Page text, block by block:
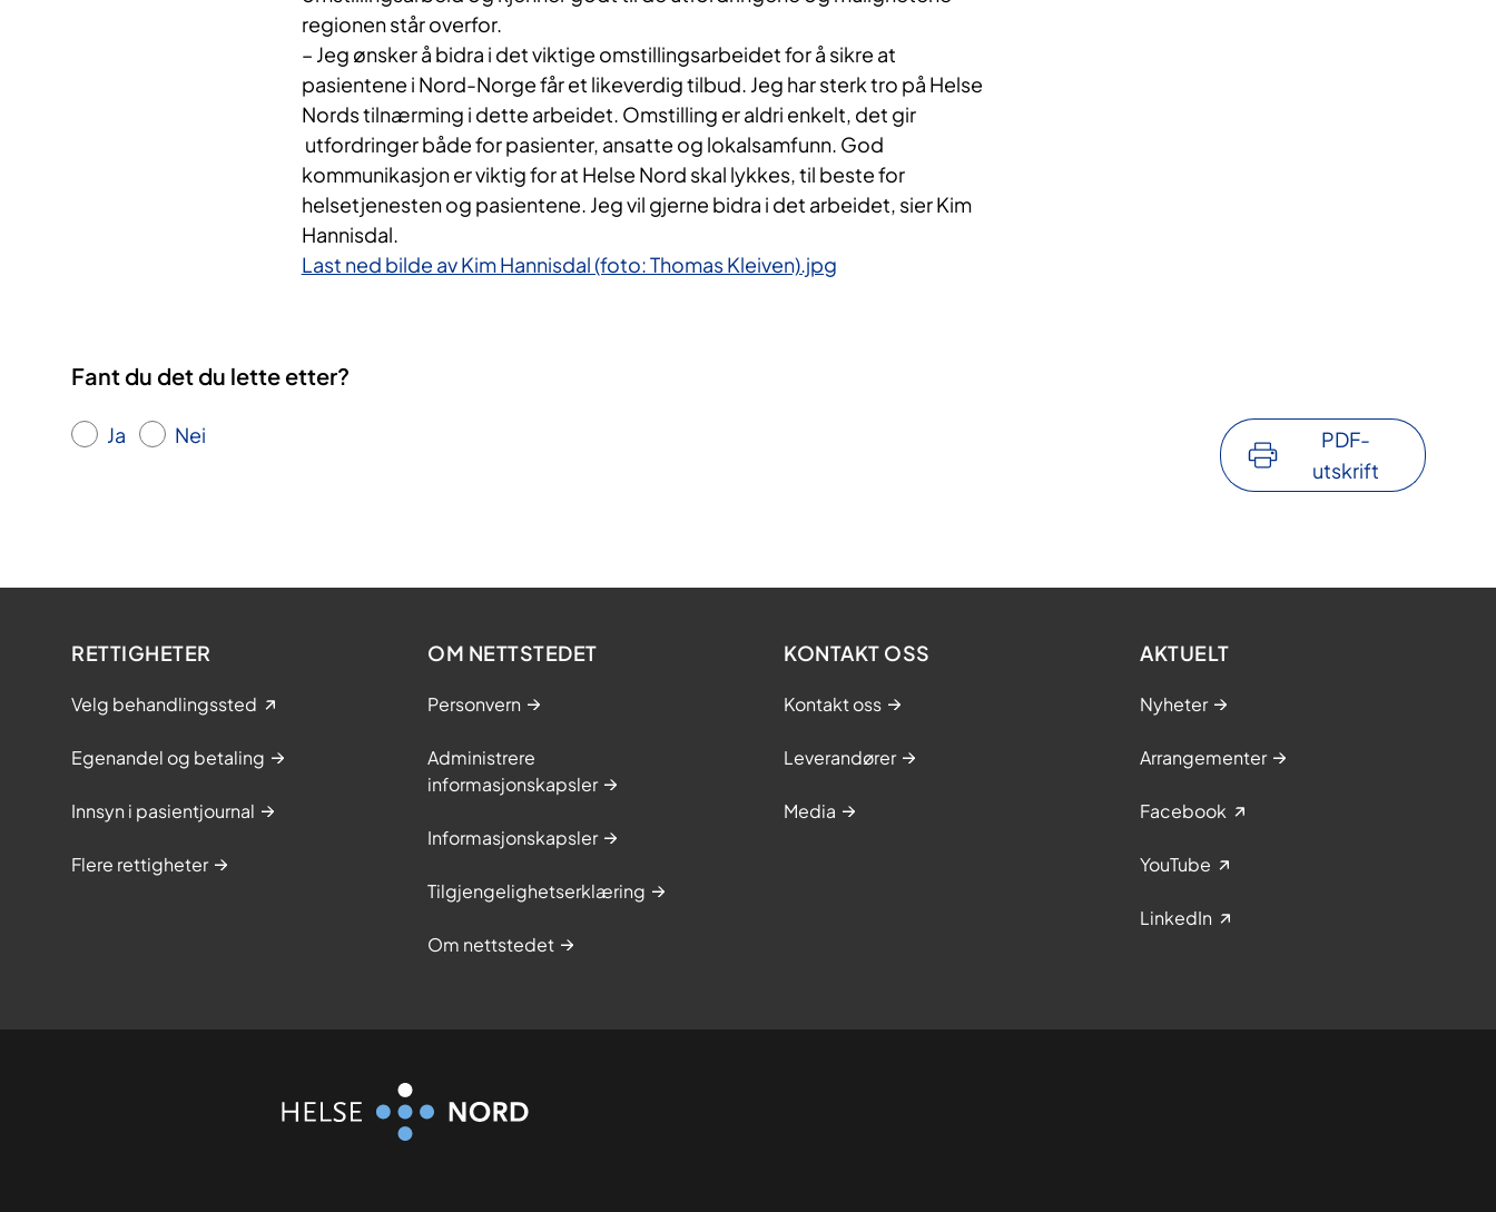
regionen står overfor.
– Jeg ønsker å bidra i det viktige omstillingsarbeidet for å sikre at
pasientene i Nord-Norge får et likeverdig tilbud. Jeg har sterk tro på Helse
Nords tilnærming i dette arbeidet. Omstilling er aldri enkelt, det gir
utfordringer både for pasienter, ansatte og lokalsamfunn. God
kommunikasjon er viktig for at Helse Nord skal lykkes, til beste for
helsetjenesten og pasientene. Jeg vil gjerne bidra i det arbeidet, sier Kim
Hannisdal.
Last ned bilde av Kim Hannisdal (foto: Thomas Kleiven).jpg
Fant du det du lette etter?
Ja Nei
PDF-
utskrift
RETTIGHETER
Velg behandlingssted
Egenandel og betaling
Innsyn i pasientjournal
Flere rettigheter
OM NETTSTEDET
Personvern
Administrere
informasjonskapsler
Informasjonskapsler
Tilgjengelighetserklæring
Om nettstedet
KONTAKT OSS
Kontakt oss
Leverandører
Media
AKTUELT
Nyheter
Arrangementer
Facebook
YouTube
LinkedIn